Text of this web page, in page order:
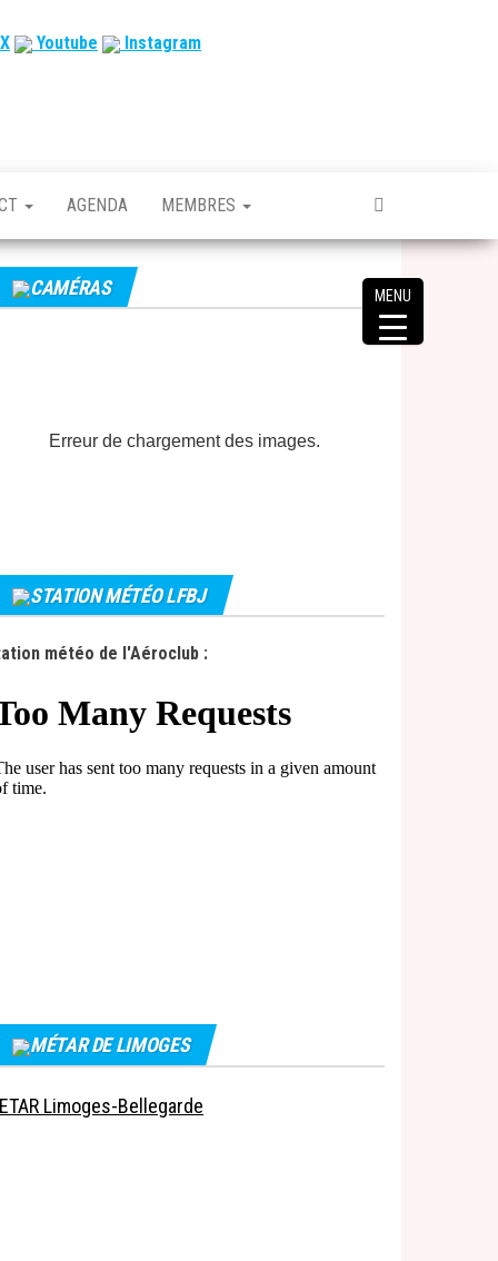
Youtube Instagram
AGENDA MEMBRES
CAMÉRAS
Erreur de chargement des images.
STATION MÉTÉO LFBJ
météo de l'Aéroclub :
MÉTAR DE LIMOGES
Limoges-Bellegarde
MENU